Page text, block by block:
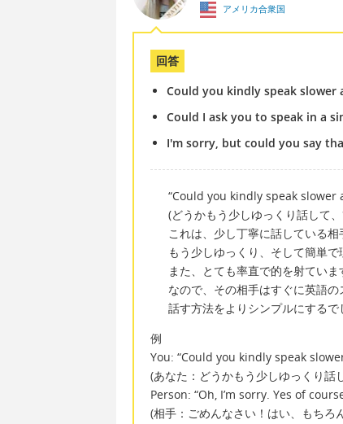
アメリカ合衆国
回答
Could you kindly speak slower
Could I ask you to speak in a
I'm sorry, but could you say
“Could you kindly speak slower
(どうかもう少しゆっくり話して
これは、少し丁寧に話している相
もう少しゆっくり、そして簡単
また、とても率直で的を射ていま
なので、その相手はすぐに英語
話す方法をよりシンプルにするで
例
You: “Could you kindly speak
(あなた：どうかもう少しゆっくり話
Person: “Oh, I’m sorry. Yes of
(相手：ごめんなさい！はい、もちろ